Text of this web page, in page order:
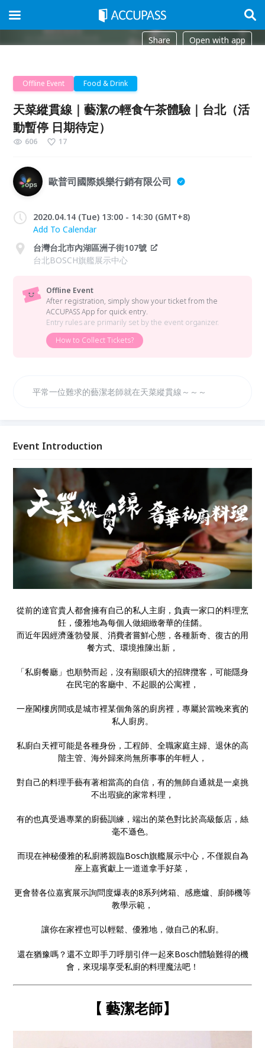
Share Open with app
Offline Event Food & Drink
天菜縱貫線｜藝潔の輕食午茶體驗｜台北（活
動暫停 日期待定）
606 17
歐普司國際娛樂行銷有限公司
2020.04.14 (Tue) 13:00 - 14:30 (GMT+8)
Add To Calendar
台灣台北市內湖區洲子街107號
台北BOSCH旗艦展示中心
Offline Event
After registration, simply show your ticket from the
ACCUPASS App for quick entry.
Entry rules are primarily set by the event organizer.
How to Collect Tickets?
平常一位難求的藝潔老師就在天菜縱貫線～～～
Event Introduction
從前的達官貴人都會擁有自己的私人主廚，負責一家口的料理烹
飪，優雅地為每個人做細緻奢華的佳餚。
而近年因經濟蓬勃發展、消費者嘗鮮心態，各種新奇、復古的用
餐方式、環境推陳出新，
「私廚餐廳」也順勢而起，沒有顯眼碩大的招牌攬客，可能隱身
在民宅的客廳中、不起眼的公寓裡，
一座閣樓房間或是城市裡某個角落的廚房裡，專屬於當晚來賓的
私人廚房。
私廚白天裡可能是各種身份，工程師、全職家庭主婦、退休的高
階主管、海外歸來尚無所事事的年輕人，
對自己的料理手藝有著相當高的自信，有的無師自通就是一桌挑
不出瑕疵的家常料理，
有的也真受過專業的廚藝訓練，端出的菜色對比於高級飯店，絲
毫不遜色。
而現在神秘優雅的私廚將親臨Bosch旗艦展示中心，不僅親自為
座上嘉賓獻上一道道拿手好菜，
更會替各位嘉賓展示詢問度爆表的8系列烤箱、感應爐、廚師機等
教學示範，
讓你在家裡也可以輕鬆、優雅地，做自己的私廚。
還在猶豫嗎？還不立即手刀呼朋引伴一起來Bosch體驗難得的機
會，來現場享受私廚的料理魔法吧！
【 藝潔老師】